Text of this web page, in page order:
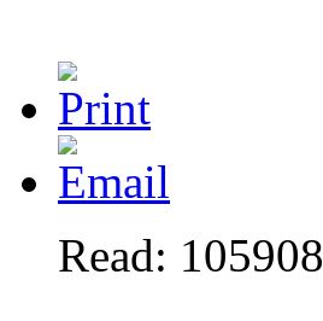
Read: 105908